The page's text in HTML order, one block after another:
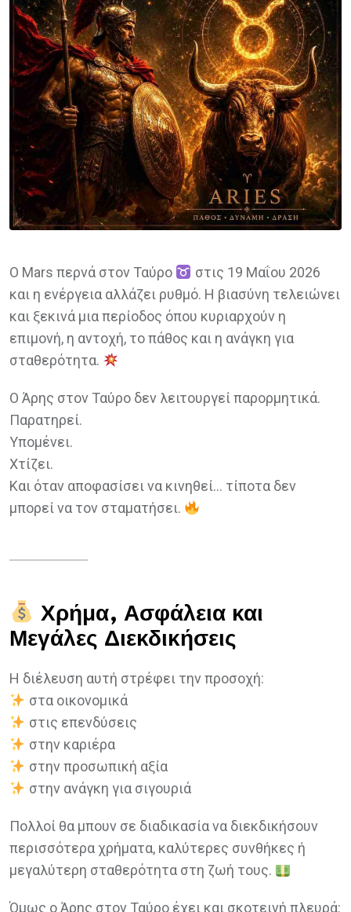
Ο Mars περνά στον Ταύρο
στις 19 Μαΐου 2026
και η ενέργεια αλλάζει ρυθμό. Η βιασύνη τελειώνει
και ξεκινά μια περίοδος όπου κυριαρχούν η
επιμονή, η αντοχή, το πάθος και η ανάγκη για
σταθερότητα.
Ο Άρης στον Ταύρο δεν λειτουργεί παρορμητικά.
Παρατηρεί.
Υπομένει.
Χτίζει.
Και όταν αποφασίσει να κινηθεί… τίποτα δεν
μπορεί να τον σταματήσει.
Χρήμα, Ασφάλεια και
Μεγάλες Διεκδικήσεις
Η διέλευση αυτή στρέφει την προσοχή:
στα οικονομικά
στις επενδύσεις
στην καριέρα
στην προσωπική αξία
στην ανάγκη για σιγουριά
Πολλοί θα μπουν σε διαδικασία να διεκδικήσουν
περισσότερα χρήματα, καλύτερες συνθήκες ή
μεγαλύτερη σταθερότητα στη ζωή τους.
Όμως ο Άρης στον Ταύρο έχει και σκοτεινή πλευρά: